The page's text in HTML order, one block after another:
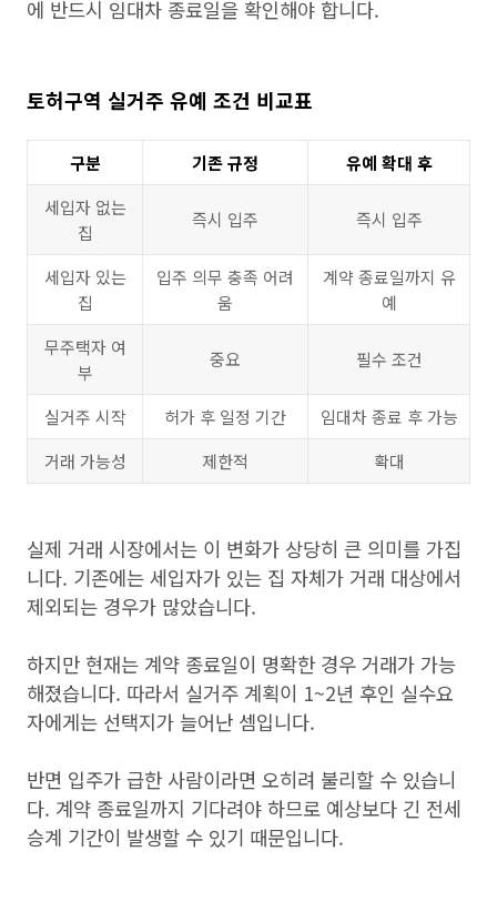
에 반드시 임대차 종료일을 확인해야 합니다.
토허구역 실거주 유예 조건 비교표
구분 기존 규정
유예 확대 후
세입자 없는
집
즉시 입주 즉시 입주
세입자 있는
집
입주 의무 충족 어려
움
계약 종료일까지 유
예
무주택자 여
부
중요 필수 조건
실거주 시작 허가 후 일정 기간
임대차 종료 후 가능
거래 가능성
제한적 확대
실제 거래 시장에서는 이 변화가 상당히 큰 의미를 가집
니다. 기존에는 세입자가 있는 집 자체가 거래 대상에서
제외되는 경우가 많았습니다.
하지만 현재는 계약 종료일이 명확한 경우 거래가 가능
해졌습니다. 따라서 실거주 계획이 1~2년 후인 실수요
자에게는 선택지가 늘어난 셈입니다.
반면 입주가 급한 사람이라면 오히려 불리할 수 있습니
다. 계약 종료일까지 기다려야 하므로 예상보다 긴 전세
승계 기간이 발생할 수 있기 때문입니다.